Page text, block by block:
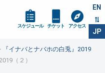
EN
JP
スケジュール チケット アクセス
『イナバとナバホの白兎』2019
（２）